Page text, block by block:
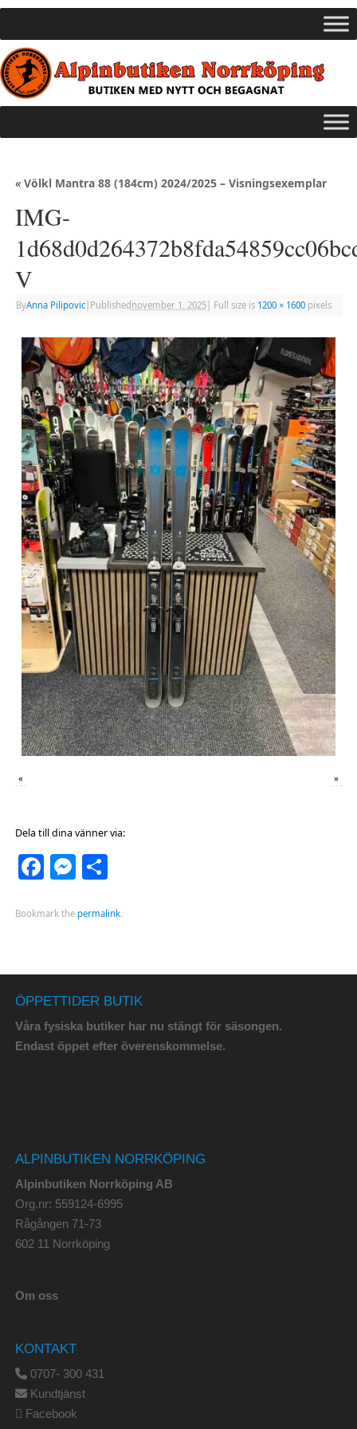
«Völkl Mantra 88 (184cm) 2024/2025 – Visningsexemplar
IMG-
V
ByAnna Pilipovic| Published november 1, 2025| Full size is 1200 × 1600pixels
« »
Dela till dina vänner via:
Facebook
Messenger
Dela
Bookmark the permalink.
ÖPPETTIDER BUTIK
Våra fysiska butiker har nu stängt för säsongen.
Endast öppet efter överenskommelse.
ALPINBUTIKEN NORRKÖPING
Alpinbutiken Norrköping AB
Org.nr: 559124-6995
Rågången 71-73
602 11 Norrköping
Om oss
KONTAKT
0707- 300 431
Kundtjänst
Facebook